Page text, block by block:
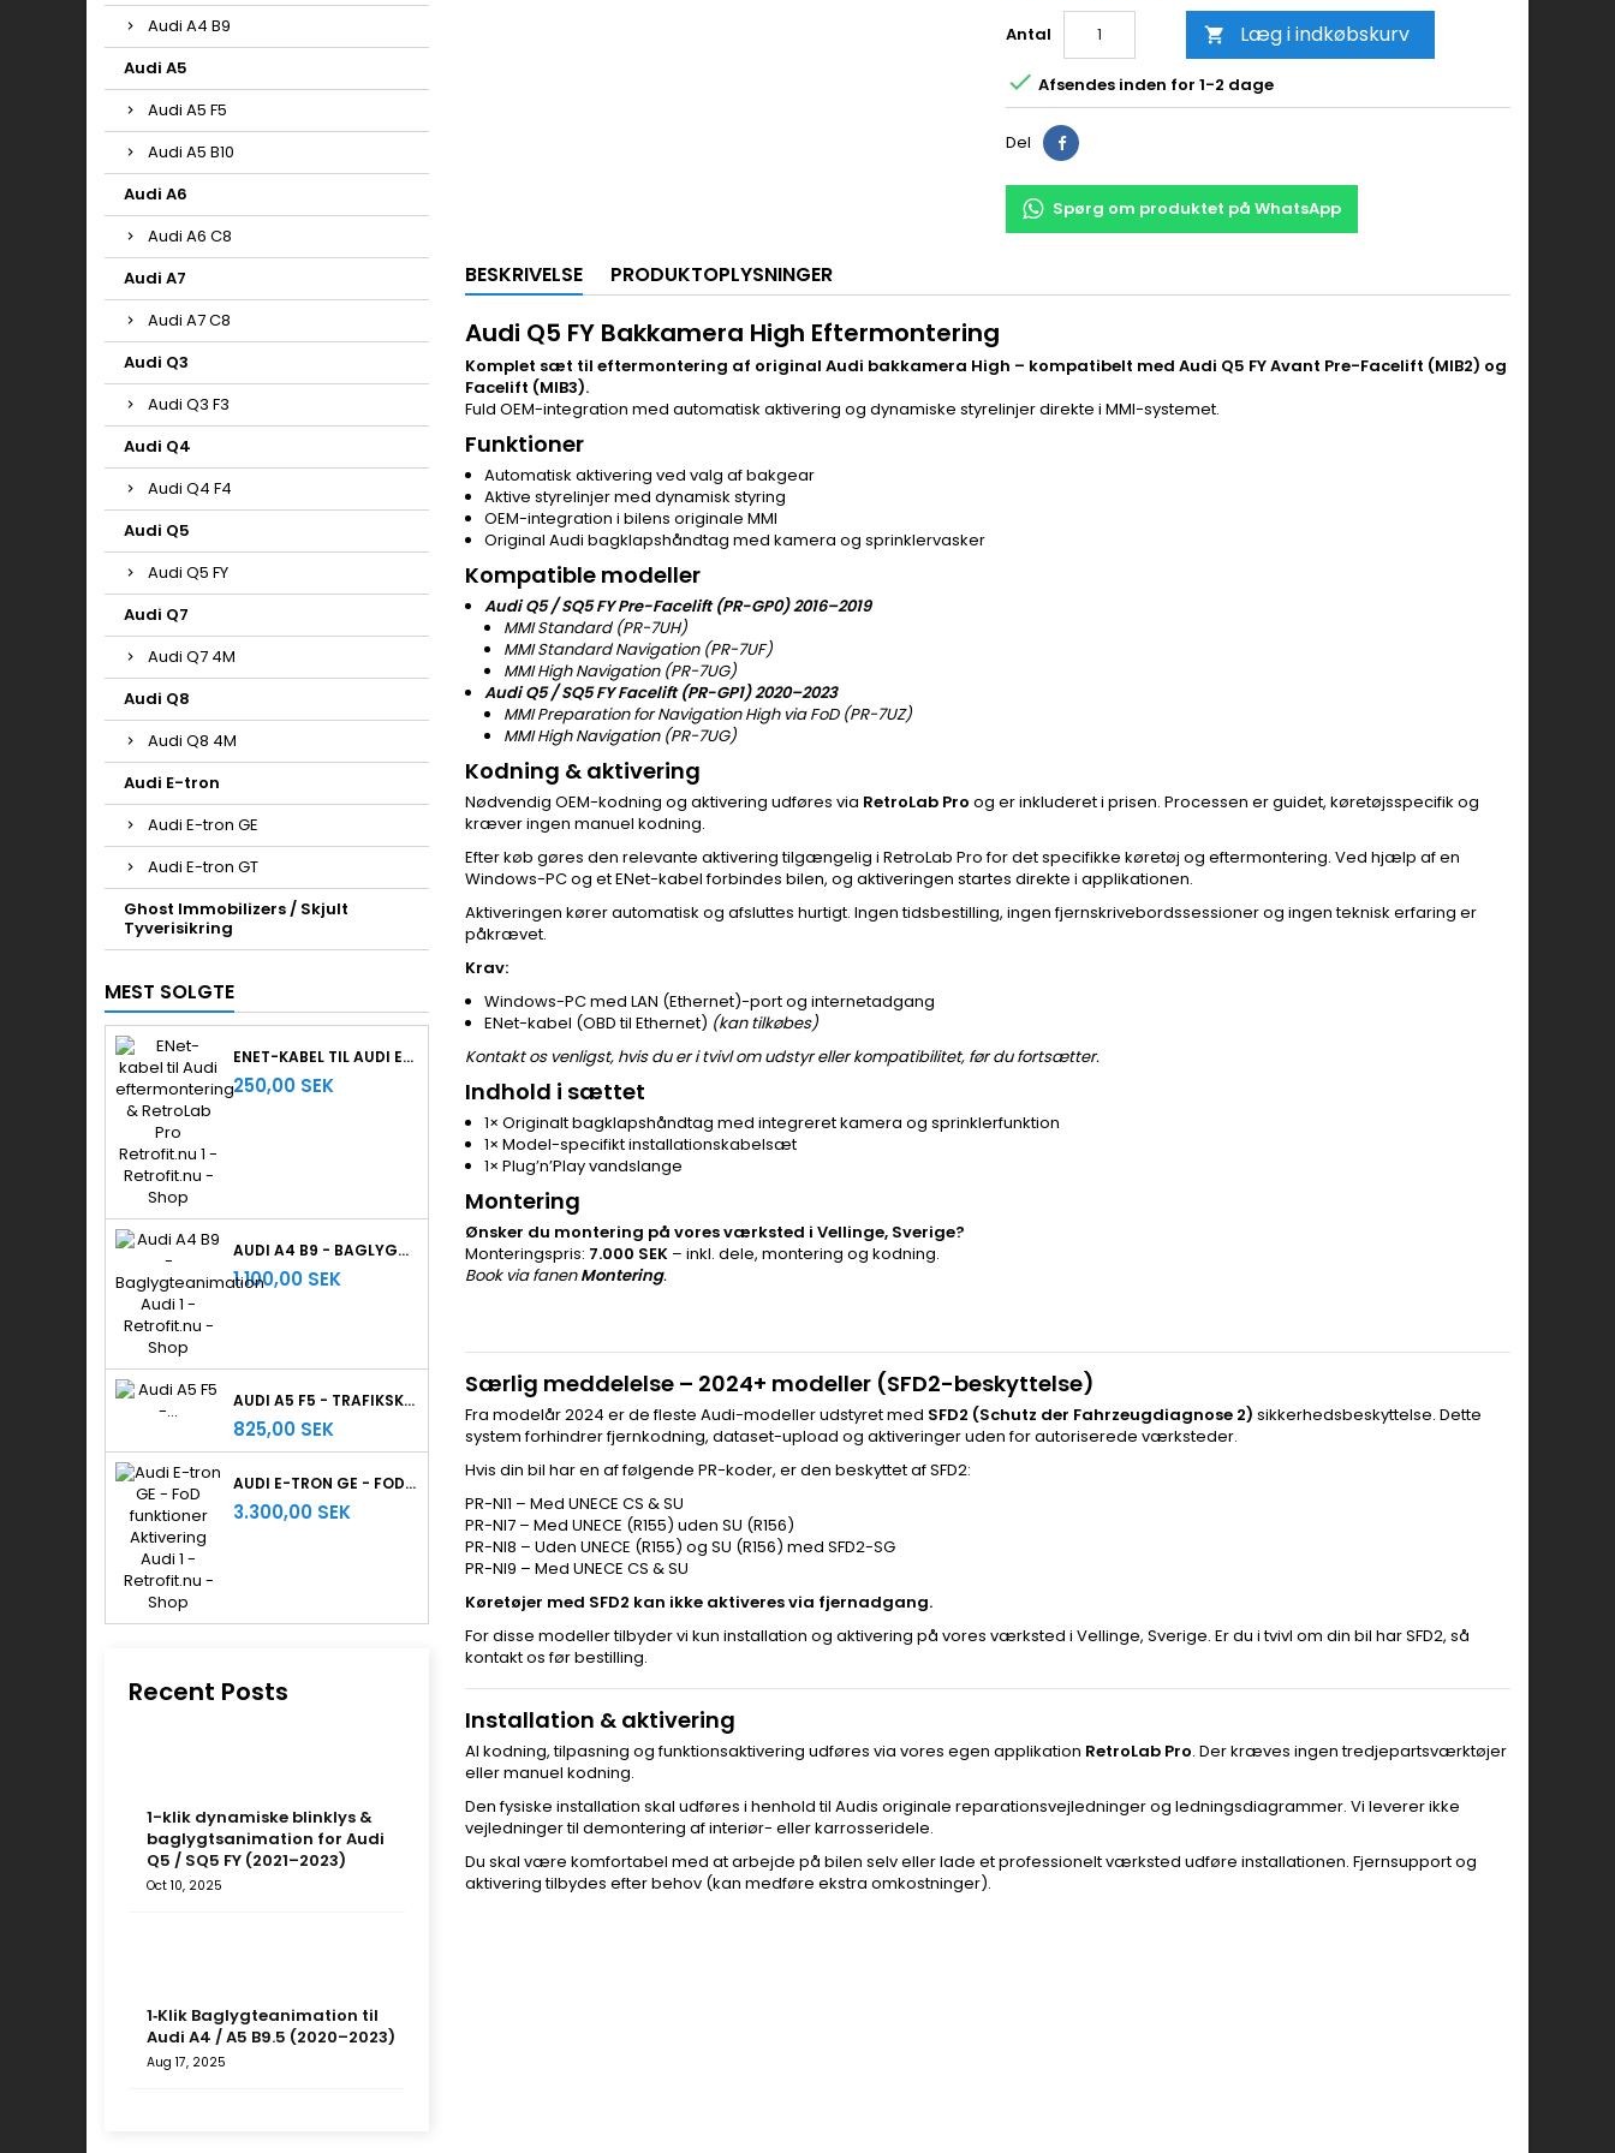
Audi A4 B9
Audi A5
Audi A5 F5
Audi A5 B10
Audi A6
Audi A6 C8
Audi A7
Audi A7 C8
Audi Q3
Audi Q3 F3
Audi Q4
Audi Q4 F4
Audi Q5
Audi Q5 FY
Audi Q7
Audi Q7 4M
Audi Q8
Audi Q8 4M
Audi E-tron
Audi E-tron GE
Audi E-tron GT
Ghost Immobilizers / Skjult
Tyverisikring
MEST SOLGTE
ENET-KABEL TIL AUDI EFTERMONTERING & RETROLAB PRO
250,00 SEK
AUDI A4 B9 - BAGLYGTEANIMATION
1.100,00 SEK
AUDI A5 F5 - TRAFIKSKILTEGENKENDELSE
825,00 SEK
AUDI E-TRON GE - FOD FUNKTIONER AKTIVERING
3.300,00 SEK
Recent Posts
1-klik dynamiske blinklys &
baglygtsanimation for Audi
Q5 / SQ5 FY (2021–2023)
Oct 10, 2025
1‑Klik Baglygteanimation til
Audi A4 / A5 B9.5 (2020–2023)
Aug 17, 2025
Antal  Læg i indkøbskurv
 Afsendes inden for 1-2 dage
Del
Spørg om produktet på WhatsApp
BESKRIVELSE PRODUKTOPLYSNINGER
Audi Q5 FY Bakkamera High Eftermontering
Komplet sæt til eftermontering af original Audi bakkamera High – kompatibelt med Audi Q5 FY Avant Pre-Facelift (MIB2) og
Facelift (MIB3).
Fuld OEM-integration med automatisk aktivering og dynamiske styrelinjer direkte i MMI-systemet.
Funktioner
Automatisk aktivering ved valg af bakgear
Aktive styrelinjer med dynamisk styring
OEM-integration i bilens originale MMI
Original Audi bagklapshåndtag med kamera og sprinklervasker
Kompatible modeller
Audi Q5 / SQ5 FYPre-Facelift (PR-GP0) 2016–2019
MMI Standard (PR-7UH)
MMI Standard Navigation (PR-7UF)
MMI High Navigation (PR-7UG)
Audi Q5 / SQ5 FYFacelift (PR-GP1) 2020–2023
MMI Preparation for Navigation High via FoD (PR-7UZ)
MMI High Navigation (PR-7UG)
Kodning & aktivering
Nødvendig OEM-kodning og aktivering udføres via RetroLab Pro og er inkluderet i prisen. Processen er guidet, køretøjsspecifik og
kræver ingen manuel kodning.
Efter køb gøres den relevante aktivering tilgængelig i RetroLab Pro for det specifikke køretøj og eftermontering. Ved hjælp af en
Windows-PC og et ENet-kabel forbindes bilen, og aktiveringen startes direkte i applikationen.
Aktiveringen kører automatisk og afsluttes hurtigt. Ingen tidsbestilling, ingen fjernskrivebordssessioner og ingen teknisk erfaring er
påkrævet.
Krav:
Windows-PC med LAN (Ethernet)-port og internetadgang
ENet-kabel (OBD til Ethernet) (kan tilkøbes)
Kontakt os venligst, hvis du er i tvivl om udstyr eller kompatibilitet, før du fortsætter.
Indhold i sættet
1× Originalt bagklapshåndtag med integreret kamera og sprinklerfunktion
1× Model-specifikt installationskabelsæt
1× Plug’n’Play vandslange
Montering
Ønsker du montering på vores værksted i Vellinge, Sverige?
Monteringspris: 7.000 SEK – inkl. dele, montering og kodning.
Book via fanenMontering.
Særlig meddelelse – 2024+ modeller (SFD2-beskyttelse)
Fra modelår 2024 er de fleste Audi-modeller udstyret med SFD2 (Schutz der Fahrzeugdiagnose 2) sikkerhedsbeskyttelse. Dette
system forhindrer fjernkodning, dataset-upload og aktiveringer uden for autoriserede værksteder.
Hvis din bil har en af følgende PR-koder, er den beskyttet af SFD2:
PR-NI1 – Med UNECE CS & SU
PR-NI7 – Med UNECE (R155) uden SU (R156)
PR-NI8 – Uden UNECE (R155) og SU (R156) med SFD2-SG
PR-NI9 – Med UNECE CS & SU
Køretøjer med SFD2 kan ikke aktiveres via fjernadgang.
For disse modeller tilbyder vi kun installation og aktivering på vores værksted i Vellinge, Sverige. Er du i tvivl om din bil har SFD2, så
kontakt os før bestilling.
Installation & aktivering
Al kodning, tilpasning og funktionsaktivering udføres via vores egen applikation RetroLab Pro. Der kræves ingen tredjepartsværktøjer
eller manuel kodning.
Den fysiske installation skal udføres i henhold til Audis originale reparationsvejledninger og ledningsdiagrammer. Vi leverer ikke
vejledninger til demontering af interiør- eller karrosseridele.
Du skal være komfortabel med at arbejde på bilen selv eller lade et professionelt værksted udføre installationen. Fjernsupport og
aktivering tilbydes efter behov (kan medføre ekstra omkostninger).